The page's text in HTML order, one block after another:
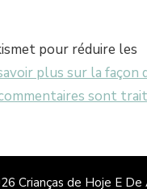
pour réduire les
plus sur la façon
sont
Crianças de Hoje E De